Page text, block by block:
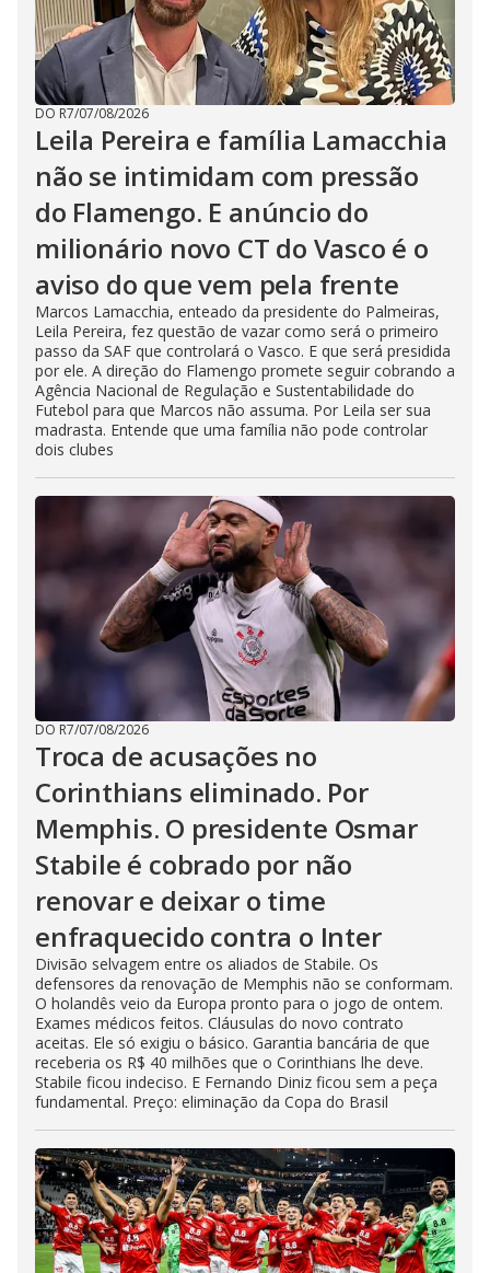
e
o
DO R7/07/08/2026
Leila Pereira e família Lamacchia
não se intimidam com pressão
do Flamengo. E anúncio do
milionário novo CT do Vasco é o
aviso do que vem pela frente
Marcos Lamacchia, enteado da presidente do Palmeiras,
Leila Pereira, fez questão de vazar como será o primeiro
passo da SAF que controlará o Vasco. E que será presidida
por ele. A direção do Flamengo promete seguir cobrando a
Agência Nacional de Regulação e Sustentabilidade do
Futebol para que Marcos não assuma. Por Leila ser sua
madrasta. Entende que uma família não pode controlar
dois clubes
DO R7/07/08/2026
Troca de acusações no
Corinthians eliminado. Por
Memphis. O presidente Osmar
Stabile é cobrado por não
renovar e deixar o time
enfraquecido contra o Inter
Divisão selvagem entre os aliados de Stabile. Os
defensores da renovação de Memphis não se conformam.
O holandês veio da Europa pronto para o jogo de ontem.
Exames médicos feitos. Cláusulas do novo contrato
aceitas. Ele só exigiu o básico. Garantia bancária de que
receberia os R$ 40 milhões que o Corinthians lhe deve.
Stabile ficou indeciso. E Fernando Diniz ficou sem a peça
fundamental. Preço: eliminação da Copa do Brasil